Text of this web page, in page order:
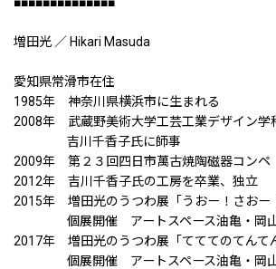
増田光 ／ Hikari Masuda
愛知県常滑市在住
1985年 神奈川県横浜市に生まれる
2008年 武蔵野美術大学工芸工業デザイン学
吉川千香子氏に師事
2009年 第２３回四日市萬古焼陶磁器コン
2012年 吉川千香子氏の工房を卒業、独立
2015年 増田光のうつわ展「うおー！さお
個展開催 アートスペース油亀・岡
2017年 増田光のうつわ展「てててのてん
個展開催 アートスペース油亀・岡